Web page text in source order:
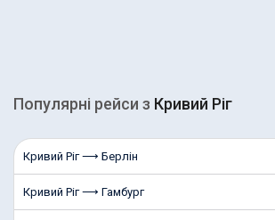
Популярні рейcи з Кривий Ріг
Кривий Ріг ⟶ Берлін
Кривий Ріг ⟶ Гамбург